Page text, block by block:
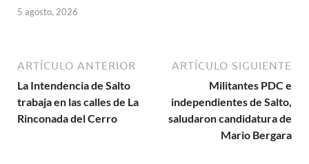
5 agosto, 2026
ARTÍCULO ANTERIOR
La Intendencia de Salto
trabaja en las calles de La
Rinconada del Cerro
ARTÍCULO SIGUIENTE
Militantes PDC e
independientes de Salto,
saludaron candidatura de
Mario Bergara